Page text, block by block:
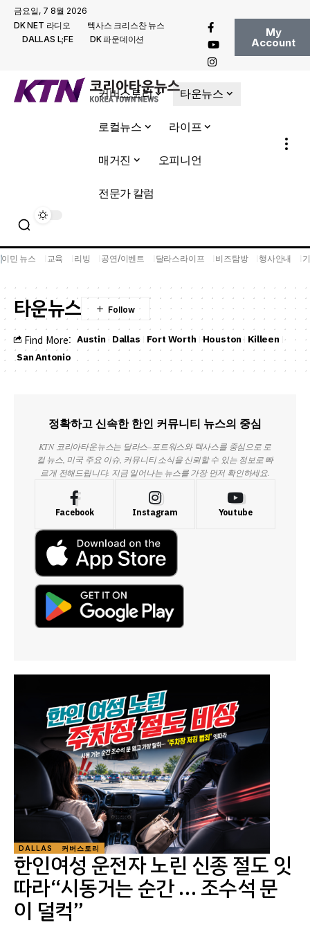
금요일, 7 8월 2026
DK NET 라디오
텍사스 크리스찬 뉴스
DALLAS L;FE
DK 파운데이션
My
Account
커버스토리 타운뉴스
로컬뉴스 라이프
매거진 오피니언
전문가 칼럼
이민 뉴스 교육 리빙 공연/이벤트 달라스라이프 비즈탐방 행사안내
타운뉴스
Find More: Austin Dallas Fort Worth Houston Killeen
San Antonio
정확하고 신속한 한인 커뮤니티 뉴스의 중심
KTN 코리아타운뉴스는 달라스–포트워스와 텍사스를 중심으로 로
컬 뉴스, 미국 주요 이슈, 커뮤니티 소식을 신뢰할 수 있는 정보로 빠
르게 전해드립니다. 지금 일어나는 뉴스를 가장 먼저 확인하세요.
Facebook Instagram Youtube
DALLAS 커버스토리
한인여성 운전자 노린 신종 절도 잇
따라“시동거는 순간 … 조수석 문
이 덜컥”